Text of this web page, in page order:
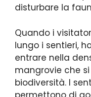
disturbare la
Quando i
lungo i sentieri,
entrare nella
mangrovie che
biodiversità. I